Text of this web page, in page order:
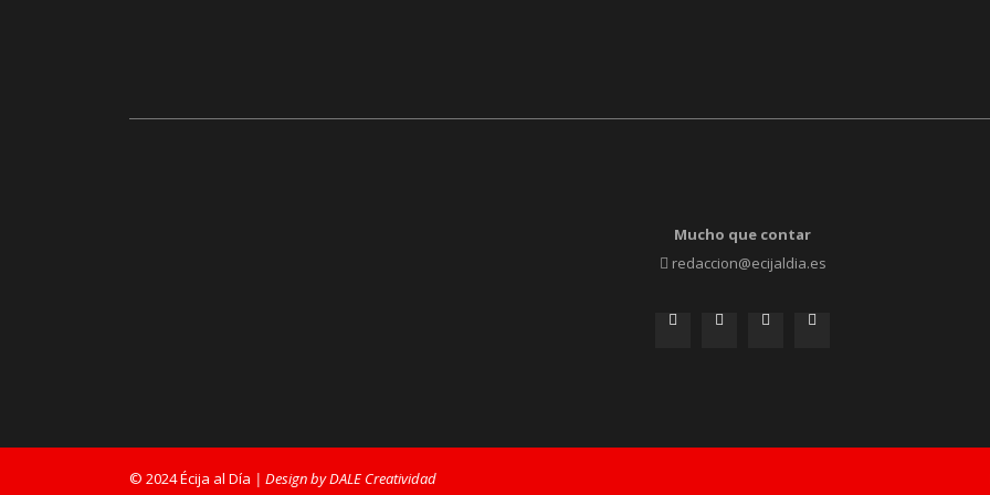
Mucho que contar
redaccion@ecijaldia.es
© 2024 Écija al Día | Design by DALE Creatividad